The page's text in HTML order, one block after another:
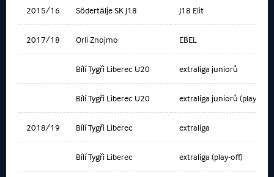
2015/16 Södertälje SK J18 J18 Elit
2017/18 Orli Znojmo EBEL
Bílí Tygři Liberec U20 extraliga juniorů
Bílí Tygři Liberec U20 extraliga juniorů (play-off)
2018/19 Bílí Tygři Liberec extraliga
Bílí Tygři Liberec extraliga (play-off)